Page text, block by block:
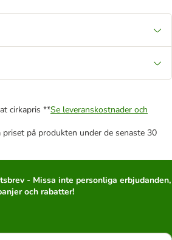
cirkapris **Se leveranskostnader och
på produkten under de senaste 30
- Missa inte personliga erbjudanden,
och rabatter!